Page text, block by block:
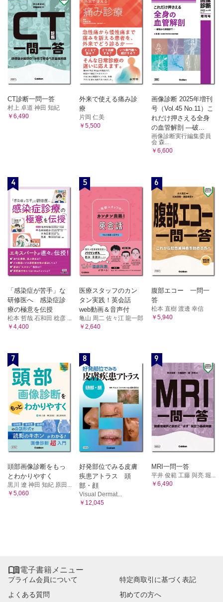
CT診断一問一答
村上 卓道 神田 知紀
￥6,490
外来で使える痛み診
療
片岡 仁美
￥5,500
画像診断 2025年増刊
号（Vol.45 No.11）こ
れだけ押さえる全身
の血管解剖 ―破...
画像診断実行編集委員
会 森...
￥6,600
4
「感染症が苦手」な
研修医へ 感染症診
療の極意を伝授
松本 哲哉 石和田 稔彦 ...
￥4,400
5
医療スタッフのカン
タン実践！英会話
web動画＆音声付
亀山 周二 佐々江 龍一郎
￥2,640
6
腹部エコー 一問一
答
松本 直樹 渡邊 幸信
￥5,940
7
頭部画像診断をもっ
とわかりやすく
黒川 遼 神田 知紀 原田...
￥5,060
8
好発部位でみる皮膚
疾患アトラス 頭
部・顔
Visual Dermat...
￥12,045
9
MRI一問一答
平井 俊範 工藤 與亮 堀...
￥6,490
電子書籍メニュー
プライム会員について
特定商取引に基づく表記
よくある質問
初めての方へ